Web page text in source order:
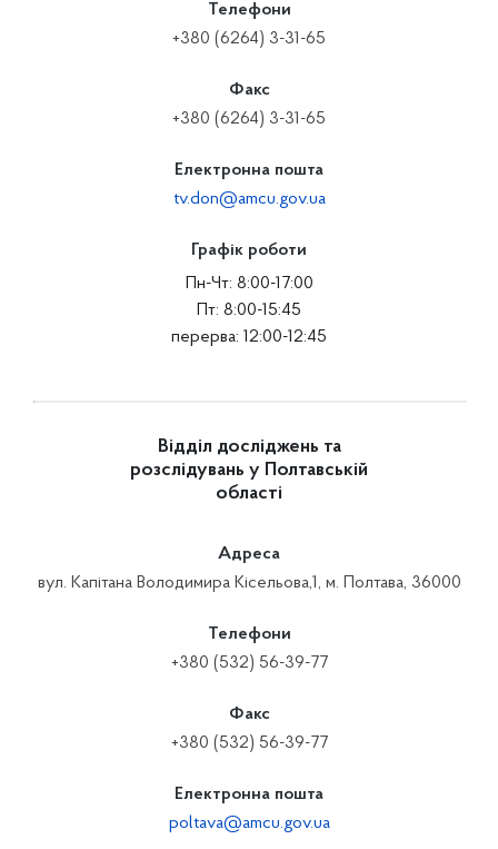
Телефони
+380 (6264) 3-31-65
Факс
+380 (6264) 3-31-65
Електронна пошта
tv.don@amcu.gov.ua
Графік роботи
Пн-Чт: 8:00-17:00
Пт: 8:00-15:45
перерва: 12:00-12:45
Відділ досліджень та
розслідувань у Полтавській
області
Адреса
вул. Капітана Володимира Кісельова,1, м. Полтава, 36000
Телефони
+380 (532) 56-39-77
Факс
+380 (532) 56-39-77
Електронна пошта
poltava@amcu.gov.ua